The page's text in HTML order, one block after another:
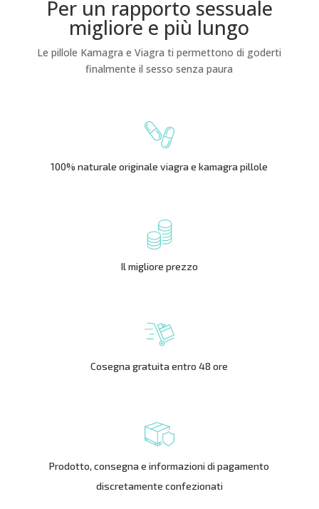
Per un rapporto sessuale
migliore e più lungo
Le pillole Kamagra e Viagra ti permettono di goderti
finalmente il sesso senza paura
100% naturale originale viagra e kamagra pillole
Il migliore prezzo
Cosegna gratuita entro 48 ore
Prodotto, consegna e informazioni di pagamento
discretamente confezionati